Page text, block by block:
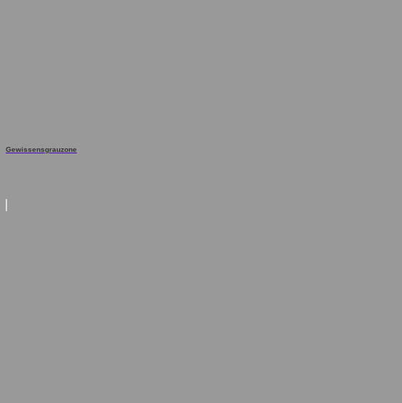
Gewissensgrauzone